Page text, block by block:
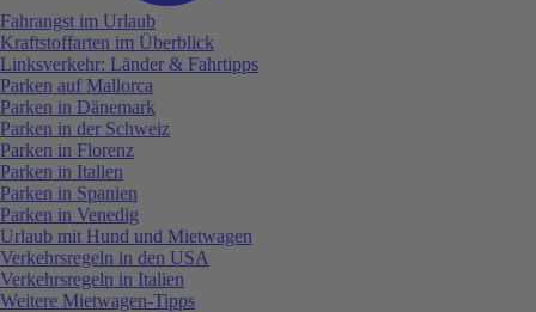
Fahrangst im Urlaub
Kraftstoffarten im Überblick
Linksverkehr: Länder & Fahrtipps
Parken auf Mallorca
Parken in Dänemark
Parken in der Schweiz
Parken in Florenz
Parken in Italien
Parken in Spanien
Parken in Venedig
Urlaub mit Hund und Mietwagen
Verkehrsregeln in den USA
Verkehrsregeln in Italien
Weitere Mietwagen-Tipps